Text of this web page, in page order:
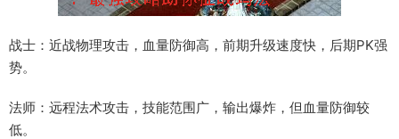
战士：近战物理攻击，血量防御高，前期升级速度快，后期PK强
势。
法师：远程法术攻击，技能范围广，输出爆炸，但血量防御较
低。